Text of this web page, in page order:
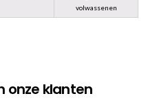
volwassenen
onze klanten